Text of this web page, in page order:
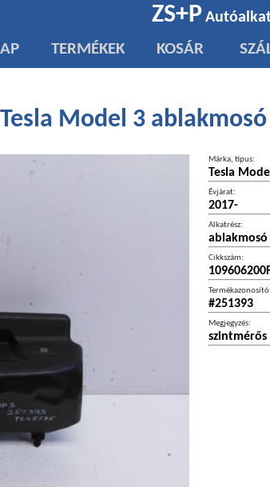
ZS+P
TERMÉKEK KOSÁR
Tesla Model 3
Márka, típus:
Tesla
Évjárat:
2017-
Alkatrész:
Cikkszám:
Termékazonosító:
#251393
Megjegyzés:
szintmérős